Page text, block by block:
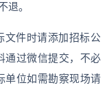
退。
文件时请添加招标公
通过微信提交，不必
单位如需勘察现场请